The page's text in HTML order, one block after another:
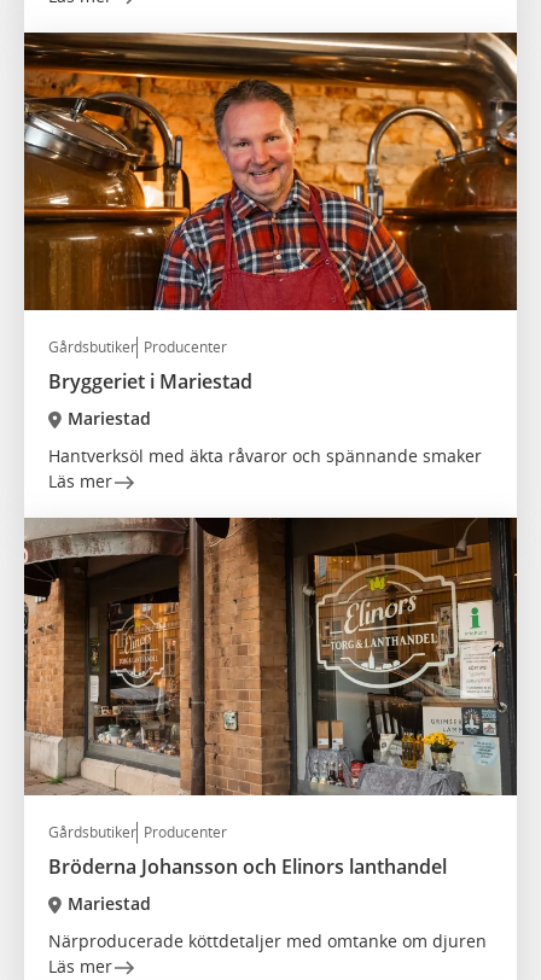
Gårdsbutiker Producenter
Bryggeriet i Mariestad
Mariestad
Hantverksöl med äkta råvaror och spännande smaker
Läs mer
Gårdsbutiker Producenter
Bröderna Johansson och Elinors lanthandel
Mariestad
Närproducerade köttdetaljer med omtanke om djuren
Läs mer